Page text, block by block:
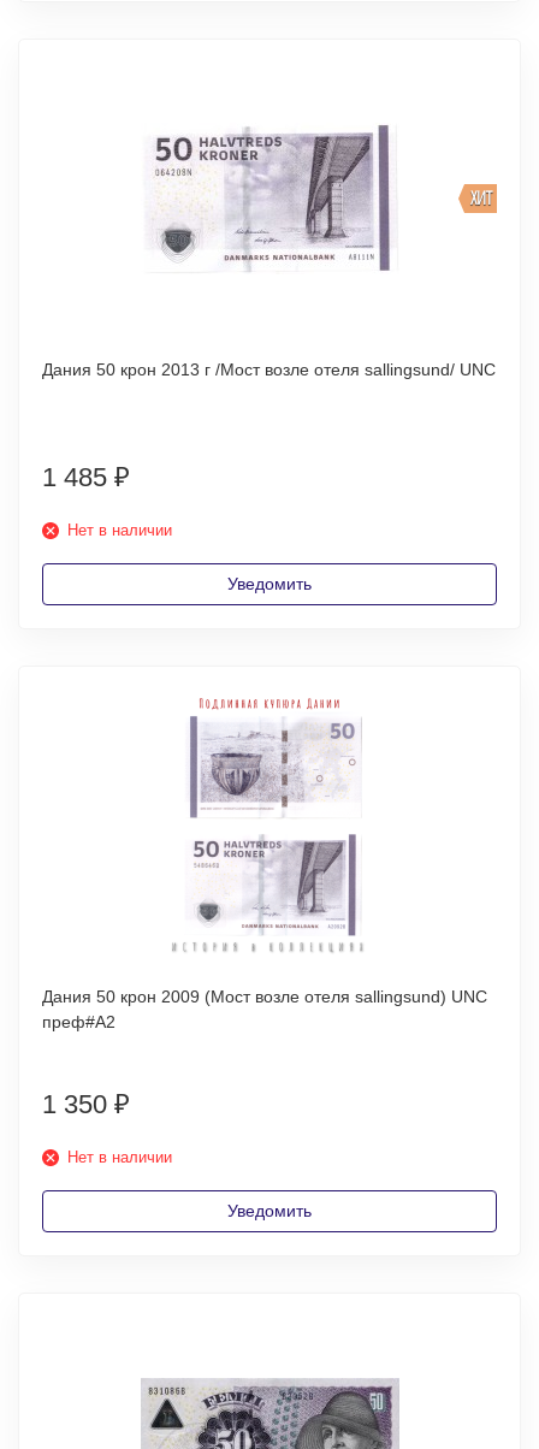
ХИТ
Дания 50 крон 2013 г /Мост возле отеля sallingsund/ UNC
1 485 ₽
Нет в наличии
Уведомить
Дания 50 крон 2009 (Мост возле отеля sallingsund) UNC
преф#А2
1 350 ₽
Нет в наличии
Уведомить